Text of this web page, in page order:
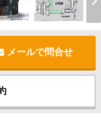
メールで問合せ